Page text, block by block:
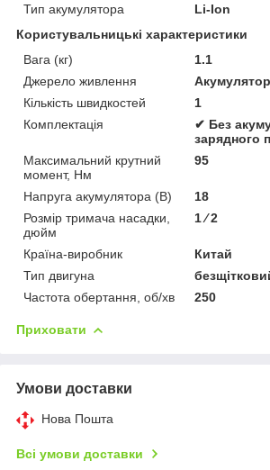
Тип акумулятора
Li-Ion
Користувальницькі характеристики
Вага (кг)
1.1
Джерело живлення
Кількість швидкостей
1
Комплектація
✔ Без
зарядного
Максимальний крутний
момент, Нм
95
Напруга акумулятора (В)
18
Розмір тримача насадки,
дюйм
1 ⁄ 2
Країна-виробник
Китай
Тип двигуна
Частота обертання, об/хв
250
Приховати
Умови доставки
Нова Пошта
Всі умови доставки